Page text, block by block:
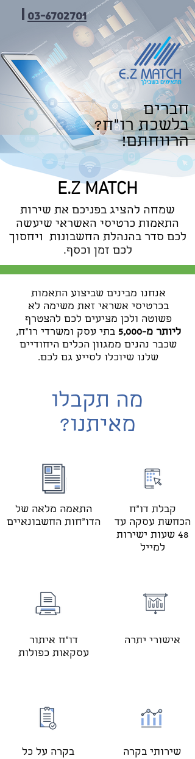
אנחנו מבינים שביצוע התאמות
בכרטיסי אשראי זאת משימה לא
פשוטה ולכן מציעים לכם להצטרף
ליותר מ-5,000
בתי עסק ומשרדי רו"ח,
שכבר נהנים ממגוון הכלים היחודיים
שלנו שיוכלו לסייע גם לכם.
03-6702701
E.Z MATCH
שמחה להציג בפניכם את שירות
התאמות כרטיסי האשראי שיעשה
לכם סדר בהנהלת החשבונות ויחסוך
לכם זמן וכסף.
חברים
בלשכת רו"ח?
הרווחתם!
התאמה מלאה של
הדו"חות החשבונאיים
קבלת דו"ח
הכחשת עסקה עד
48 שעות ישירות
למייל
דו"ח איתור
עסקאות כפולות
אישורי יתרה
בקרה על כל
שירותי בקרה
מה תקבלו
מאיתנו?